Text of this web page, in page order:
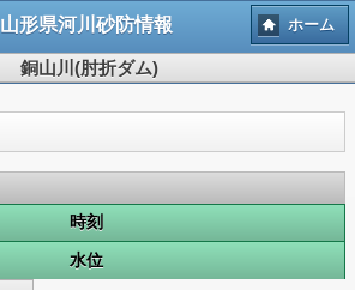
山形県河川砂防情報 ホーム
銅山川(肘折ダム)
時刻
水位